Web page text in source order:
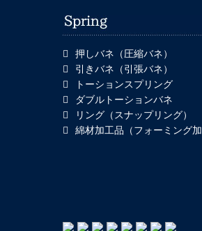
押しバネ（圧縮バネ）
引きバネ（引張バネ）
トーションスプリング
ダブルトーションバネ
リング（スナップリング）
綿材加工品（フォーミング加